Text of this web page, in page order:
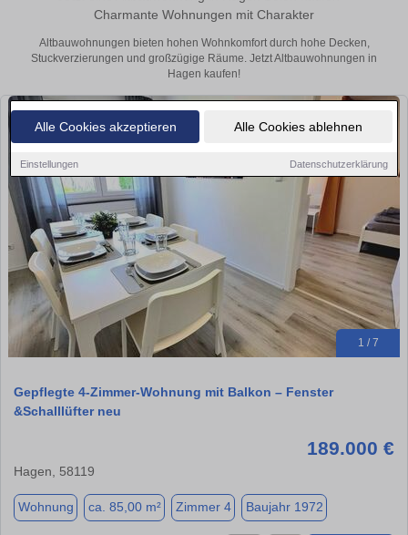
Alle Cookies akzeptieren Alle Cookies ablehnen
Einstellungen Datenschutzerklärung
Charmante Wohnungen mit Charakter
Altbauwohnungen bieten hohen Wohnkomfort durch hohe Decken,
Stuckverzierungen und großzügige Räume. Jetzt Altbauwohnungen in
Hagen kaufen!
1 / 7
Gepflegte 4-Zimmer-Wohnung mit Balkon – Fenster
&Schalllüfter neu
189.000 €
Hagen, 58119
Wohnung ca. 85,00 m² Zimmer 4 Baujahr 1972